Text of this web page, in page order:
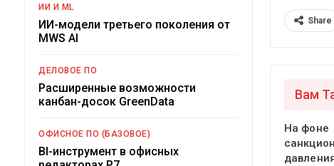
Share
Вам
На фоне
ИИ И ML
ИИ-модели третьего поколения от
MWS AI
ДЕЛОВОЕ ПО
Расширенные возможности
канбан-досок GreenData
ОФИСНОЕ ПО (БАЗОВОЕ)
BI-инструмент в офисных